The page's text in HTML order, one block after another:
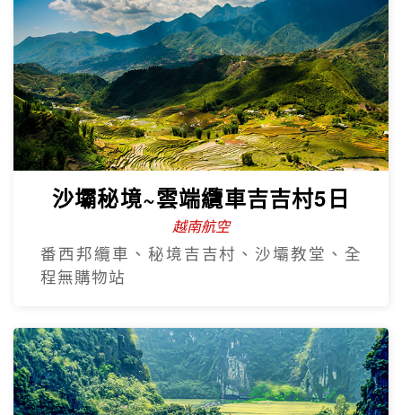
沙壩秘境~雲端纜車吉吉村5日
越南航空
番西邦纜車、秘境吉吉村、沙壩教堂、全
程無購物站